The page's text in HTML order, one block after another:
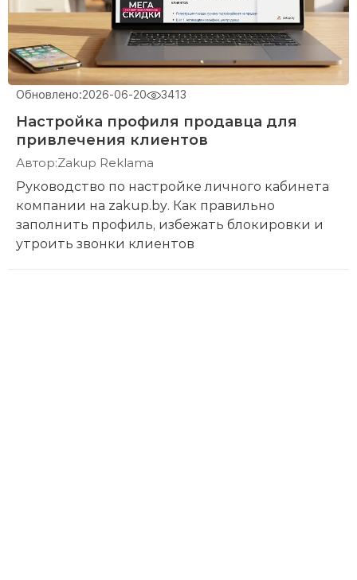
Обновлено:2026-06-20 3413
Настройка профиля продавца для
привлечения клиентов
Автор:Zakup Reklama
Руководство по настройке личного кабинета
компании на zakup.by. Как правильно
заполнить профиль, избежать блокировки и
утроить звонки клиентов